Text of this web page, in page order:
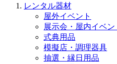
レンタル器材
屋外イベント
展示会・屋内イベン
式典用品
模擬店・調理器具
抽選・縁日用品